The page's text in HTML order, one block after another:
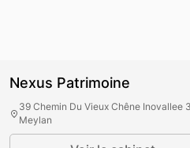
Nexus Patrimoine
39 Chemin Du Vieux Chêne Inovallee
Meylan